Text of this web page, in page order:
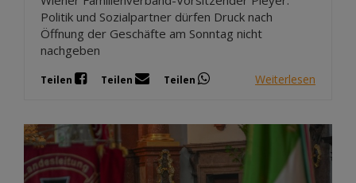
Politik und Sozialpartner dürfen Druck nach
Öffnung der Geschäfte am Sonntag nicht
nachgeben
Teilen Teilen Teilen Weiterlesen